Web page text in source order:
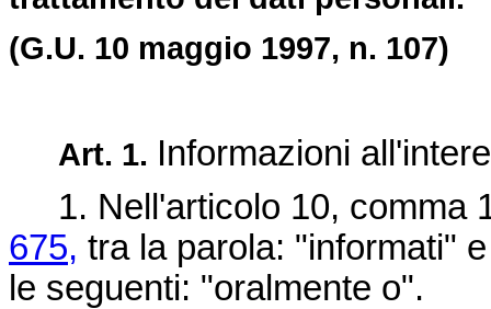
(G.U. 10 maggio 1997, n. 107)
Art. 1. Informazioni
1. Nell'articolo 10, comma
675, tra la parola: "informati"
le seguenti: "oralmente o".